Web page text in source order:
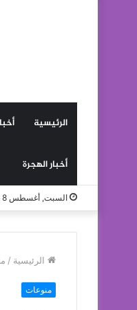
الرئيسية
أخبار الهجرة
السبت, أغسطس 8 2026
الرئيسية /
منوعات